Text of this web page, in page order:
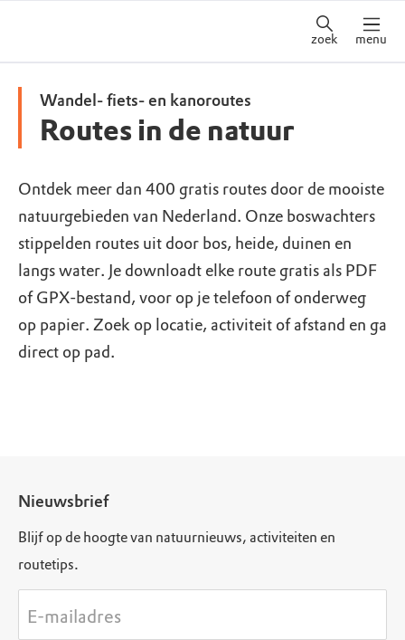
zoek menu
Wandel- fiets- en kanoroutes
Routes in de natuur
Ontdek meer dan 400 gratis routes door de mooiste
natuurgebieden van Nederland. Onze boswachters
stippelden routes uit door bos, heide, duinen en
langs water. Je downloadt elke route gratis als PDF
of GPX-bestand, voor op je telefoon of onderweg
op papier. Zoek op locatie, activiteit of afstand en ga
direct op pad.
Nieuwsbrief
Blijf op de hoogte van natuurnieuws, activiteiten en
routetips.
E-mailadres